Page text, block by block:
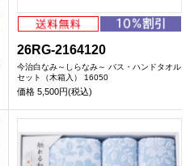
26RG-2164120
今治白なみ～しらなみ～ バス・ハンドタオル
セット（木箱入） 16050
価格 5,500円(税込)